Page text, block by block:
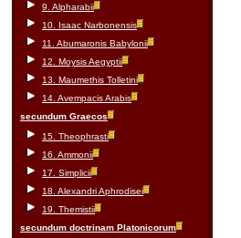
9. Alpharabii
10. Isaac Narbonensis
11. Abumaronis Babylonii
12. Moysis Aegyptii
13. Maumethis Tolletini
14. Avempacis Arabis
secundum Graecos
15. Theophrasti
16. Ammonii
17. Simplicii
18. Alexandri Aphrodisei
19. Themistii
secundum doctrinam Platonicorum